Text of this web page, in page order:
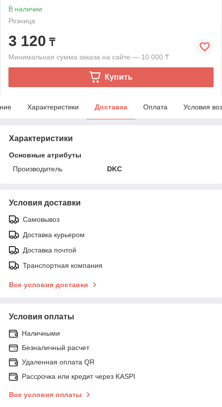
В наличии
Розница
3 120 ₸
Минимальная сумма заказа на сайте — 10 000 ₸
Купить
Характеристики Доставка Оплата Условия
Характеристики
Основные атрибуты
Производитель
DKC
Условия доставки
Самовывоз
Доставка курьером
Доставка почтой
Транспортная компания
Все условия доставки
Условия оплаты
Наличными
Безналичный расчет
Удаленная оплата QR
Рассрочка или кредит через KASPI
Все условия оплаты